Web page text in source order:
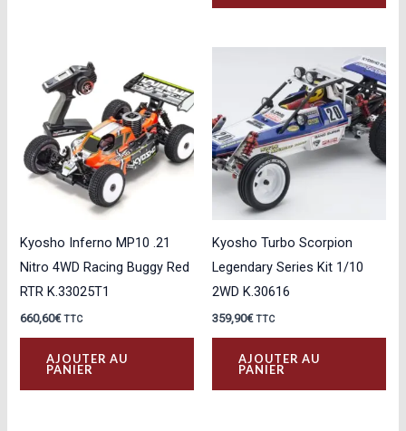
plusieurs
peuvent
être
choisies
produit
a
Les
Kyosho Inferno MP10 .21
Nitro 4WD Racing Buggy Red
RTR K.33025T1
660,60€ TTC
AJOUTER AU
PANIER
Kyosho Turbo Scorpion
Legendary Series Kit 1/10
2WD K.30616
359,90€ TTC
AJOUTER AU
PANIER